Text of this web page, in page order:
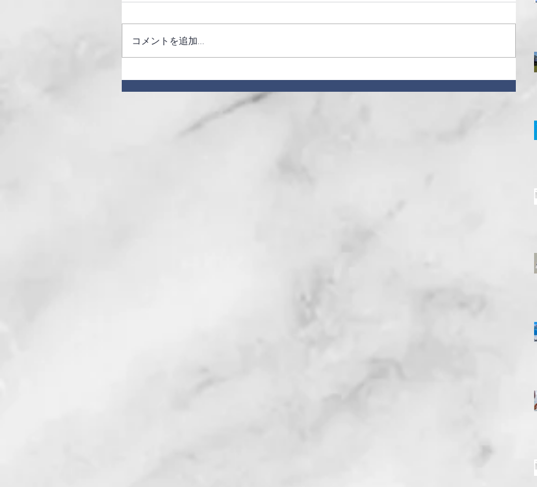
コメントを追加…